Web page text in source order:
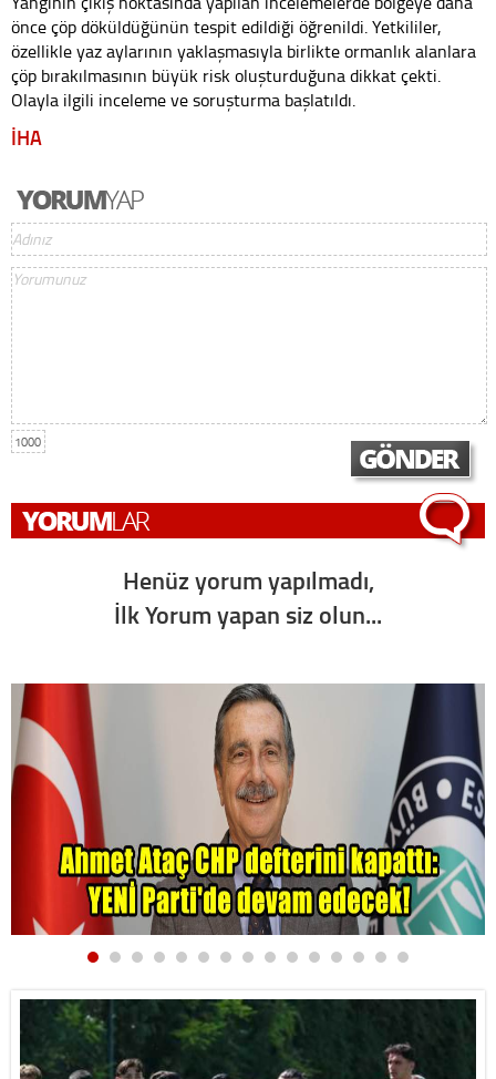
önce çöp döküldüğünün tespit edildiği öğrenildi. Yetkililer,
özellikle yaz aylarının yaklaşmasıyla birlikte ormanlık alanlara
çöp bırakılmasının büyük risk oluşturduğuna dikkat çekti.
Olayla ilgili inceleme ve soruşturma başlatıldı.
İHA
1000
Henüz yorum yapılmadı,
İlk Yorum yapan siz olun...